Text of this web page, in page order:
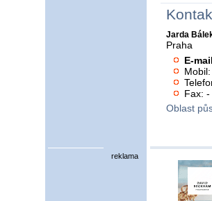
Jarda
Praha
E-
Fax: -
Oblast
reklama